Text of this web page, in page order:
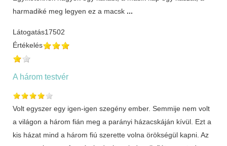
harmadiké meg legyen ez a macsk ...
Látogatás17502
Értékelés
A három testvér
Volt egyszer egy igen-igen szegény ember. Semmije nem volt
a világon a három fián meg a parányi házacskáján kívül. Ezt a
kis házat mind a három fiú szerette volna örökségül kapni. Az